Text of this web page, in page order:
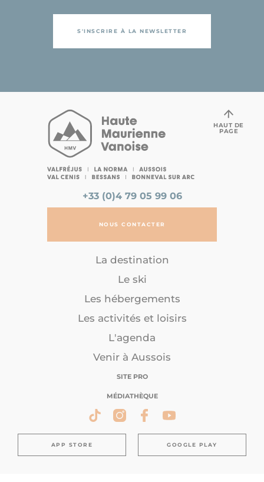
S'INSCRIRE À LA NEWSLETTER
+33 (0)4 79 05 99 06
NOUS CONTACTER
La destination
Le ski
Les hébergements
Les activités et loisirs
L'agenda
Venir à Aussois
SITE PRO
MÉDIATHÈQUE
APP STORE GOOGLE PLAY
HAUT DE
PAGE